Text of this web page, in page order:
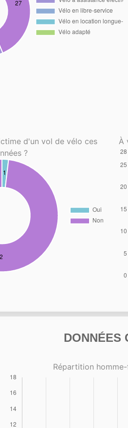
d'un vol de vélo ces
?
À
DONNÉES
Répartition